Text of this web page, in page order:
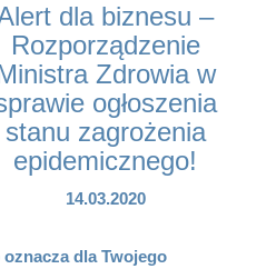
dla biznesu –
Rozporządzenie
Zdrowia w
ogłoszenia
stanu zagrożenia
epidemicznego!
14.03.2020
oznacza dla Twojego